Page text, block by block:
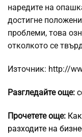
наредите на
достигне
проблеми, това
отколкото се
Източник: http://
Разгледайте още:
Прочетете още:
разходите на